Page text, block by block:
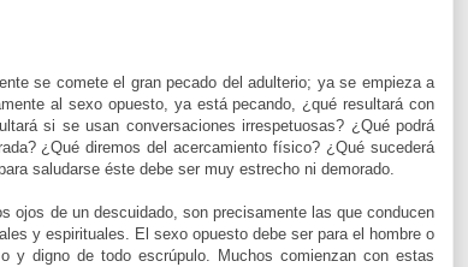
se comete el gran pecado del adulterio; ya se empieza a
al sexo opuesto, ya está pecando, ¿qué resultará con
si se usan conversaciones irrespetuosas? ¿Qué podrá
¿Qué diremos del acercamiento físico? ¿Qué sucederá
saludarse éste debe ser muy estrecho ni demorado.
ojos de un descuidado, son precisamente las que conducen
y espirituales. El sexo opuesto debe ser para el hombre o
y digno de todo escrúpulo. Muchos comienzan con estas